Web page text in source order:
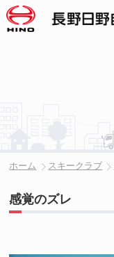
ホーム スキークラブ
感覚のズレ